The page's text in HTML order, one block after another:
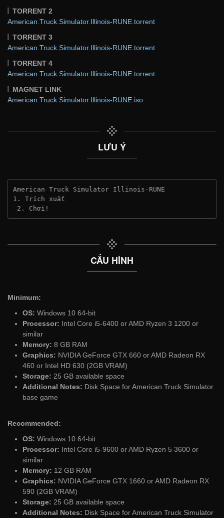
TORRENT 2
American.Truck.Simulator.Illinois-RUNE.torrent
TORRENT 3
American.Truck.Simulator.Illinois-RUNE.torrent
TORRENT 4
American.Truck.Simulator.Illinois-RUNE.torrent
MAGNET LINK
American.Truck.Simulator.Illinois-RUNE.iso
LƯU Ý
American Truck Simulator Illinois-RUNE
1. Trích xuất
2. Chơi!
CẤU HÌNH
Minimum:
OS: Windows 10 64-bit
Processor: Intel Core i5-6400 or AMD Ryzen 3 1200 or
similar
Memory: 8 GB RAM
Graphics: NVIDIA GeForce GTX 660 or AMD Radeon RX
460 or Intel HD 630 (2GB VRAM)
Storage: 25 GB available space
Additional Notes: Disk Space for American Truck Simulator
base game
Recommended:
OS: Windows 10 64-bit
Processor: Intel Core i5-9600 or AMD Ryzen 5 3600 or
similar
Memory: 12 GB RAM
Graphics: NVIDIA GeForce GTX 1660 or AMD Radeon RX
590 (2GB VRAM)
Storage: 25 GB available space
Additional Notes: Disk Space for American Truck Simulator